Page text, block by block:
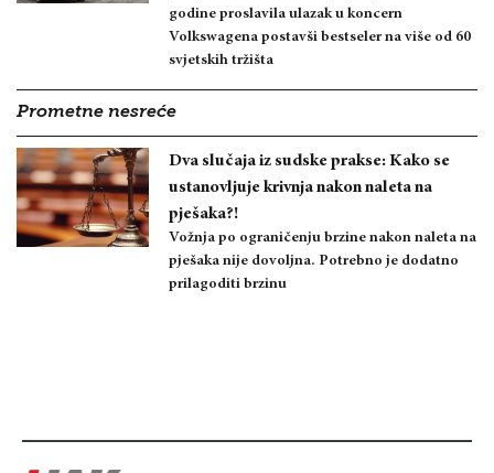
godine proslavila ulazak u koncern
Volkswagena postavši bestseler na više od 60
svjetskih tržišta
Prometne nesreće
Dva slučaja iz sudske prakse: Kako se
ustanovljuje krivnja nakon naleta na
pješaka?!
Vožnja po ograničenju brzine nakon naleta na
pješaka nije dovoljna. Potrebno je dodatno
prilagoditi brzinu